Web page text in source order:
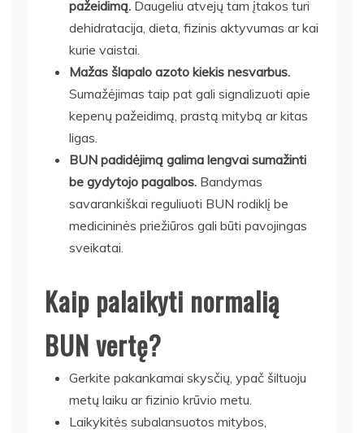
pažeidimą. Daugeliu atvejų tam įtakos turi
dehidratacija, dieta, fizinis aktyvumas ar kai
kurie vaistai.
Mažas šlapalo azoto kiekis nesvarbus.
Sumažėjimas taip pat gali signalizuoti apie
kepenų pažeidimą, prastą mitybą ar kitas
ligas.
BUN padidėjimą galima lengvai sumažinti
be gydytojo pagalbos. Bandymas
savarankiškai reguliuoti BUN rodiklį be
medicininės priežiūros gali būti pavojingas
sveikatai.
Kaip palaikyti normalią
BUN vertę?
Gerkite pakankamai skysčių, ypač šiltuoju
metų laiku ar fizinio krūvio metu.
Laikykitės subalansuotos mitybos,